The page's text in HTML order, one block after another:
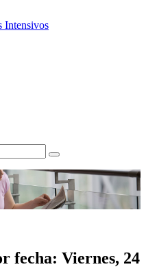
Intensivos
fecha: Viernes, 24